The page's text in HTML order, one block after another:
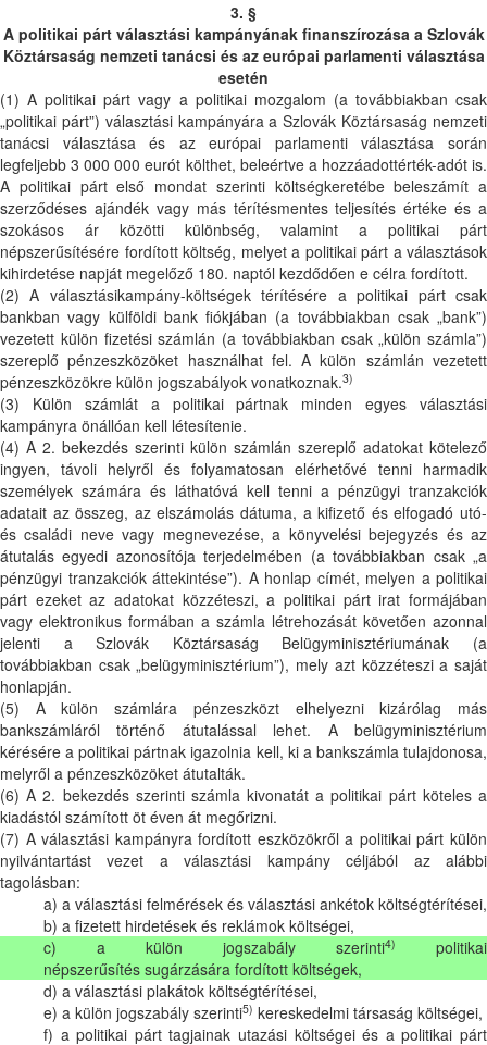
3. §
A politikai párt választási kampányának finanszírozása a Szlovák
Köztársaság nemzeti tanácsi és az európai parlamenti választása
esetén
(1) A politikai párt vagy a politikai mozgalom (a továbbiakban csak
„politikai párt”) választási kampányára a Szlovák Köztársaság nemzeti
tanácsi választása és az európai parlamenti választása során
legfeljebb 3 000 000 eurót költhet, beleértve a hozzáadottérték-adót is.
A politikai párt első mondat szerinti költségkeretébe beleszámít a
szerződéses ajándék vagy más térítésmentes teljesítés értéke és a
szokásos ár közötti különbség, valamint a politikai párt
népszerűsítésére fordított költség, melyet a politikai párt a választások
kihirdetése napját megelőző 180. naptól kezdődően e célra fordított.
(2) A választásikampány-költségek térítésére a politikai párt csak
bankban vagy külföldi bank fiókjában (a továbbiakban csak „bank”)
vezetett külön fizetési számlán (a továbbiakban csak „külön számla”)
szereplő pénzeszközöket használhat fel. A külön számlán vezetett
pénzeszközökre külön jogszabályok vonatkoznak.3)
(3) Külön számlát a politikai pártnak minden egyes választási
kampányra önállóan kell létesítenie.
(4) A 2. bekezdés szerinti külön számlán szereplő adatokat kötelező
ingyen, távoli helyről és folyamatosan elérhetővé tenni harmadik
személyek számára és láthatóvá kell tenni a pénzügyi tranzakciók
adatait az összeg, az elszámolás dátuma, a kifizető és elfogadó utó-
és családi neve vagy megnevezése, a könyvelési bejegyzés és az
átutalás egyedi azonosítója terjedelmében (a továbbiakban csak „a
pénzügyi tranzakciók áttekintése”). A honlap címét, melyen a politikai
párt ezeket az adatokat közzéteszi, a politikai párt irat formájában
vagy elektronikus formában a számla létrehozását követően azonnal
jelenti a Szlovák Köztársaság Belügyminisztériumának (a
továbbiakban csak „belügyminisztérium”), mely azt közzéteszi a saját
honlapján.
(5) A külön számlára pénzeszközt elhelyezni kizárólag más
bankszámláról történő átutalással lehet. A belügyminisztérium
kérésére a politikai pártnak igazolnia kell, ki a bankszámla tulajdonosa,
melyről a pénzeszközöket átutalták.
(6) A 2. bekezdés szerinti számla kivonatát a politikai párt köteles a
kiadástól számított öt éven át megőrizni.
(7) A választási kampányra fordított eszközökről a politikai párt külön
nyilvántartást vezet a választási kampány céljából az alábbi
tagolásban:
a) a választási felmérések és választási ankétok költségtérítései,
b) a fizetett hirdetések és reklámok költségei,
c) a külön jogszabály szerinti4)
politikai
népszerűsítés sugárzására fordított költségek,
d) a választási plakátok költségtérítései,
e) a külön jogszabály szerinti5) kereskedelmi társaság költségei,
f) a politikai párt tagjainak utazási költségei és a politikai párt